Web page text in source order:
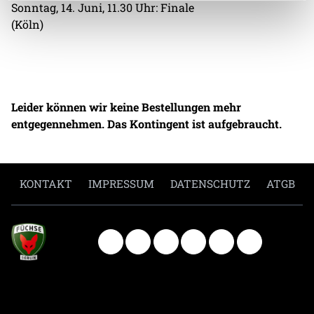
Sonntag, 14. Juni, 11.30 Uhr: Finale
(Köln)
Leider können wir keine Bestellungen mehr
entgegennehmen. Das Kontingent ist aufgebraucht.
KONTAKT IMPRESSUM DATENSCHUTZ ATGB